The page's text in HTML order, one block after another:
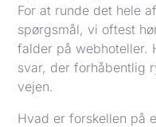
For at runde det hele
spørgsmål, vi oftest
falder på webhoteller.
svar, der forhåbentlig
vejen.
Hvad er forskellen på